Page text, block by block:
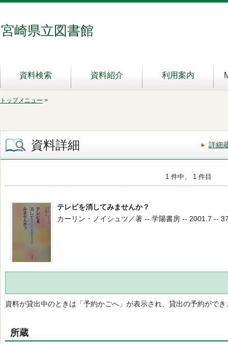
宮崎県立図書館
資料検索 資料紹介 利用案内
トップメニュー >
資料詳細 詳細
1 件中、 1 件目
テレビを消してみませんか？
カーリン・ノイシュツ／著 -- 学陽書房 -- 2001.7 --
資料が貸出中のときは「予約かごへ」が表示され、貸出の予約ができ
所蔵